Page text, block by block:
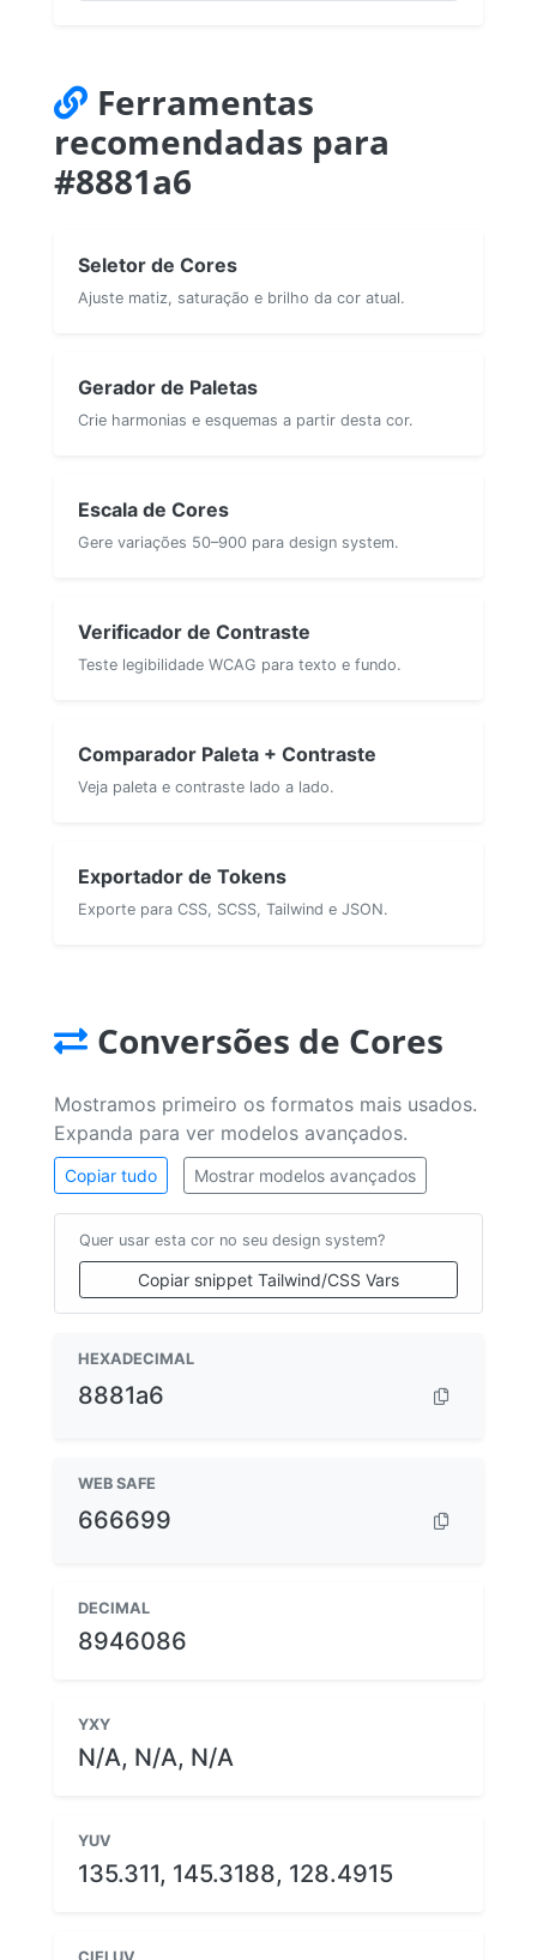
Ferramentas
recomendadas para
#8881a6
Seletor de Cores
Ajuste matiz, saturação e brilho da cor atual.
Gerador de Paletas
Crie harmonias e esquemas a partir desta cor.
Escala de Cores
Gere variações 50–900 para design system.
Verificador de Contraste
Teste legibilidade WCAG para texto e fundo.
Comparador Paleta + Contraste
Veja paleta e contraste lado a lado.
Exportador de Tokens
Exporte para CSS, SCSS, Tailwind e JSON.
Conversões de Cores
Mostramos primeiro os formatos mais usados.
Expanda para ver modelos avançados.
Copiar tudo Mostrar modelos avançados
Quer usar esta cor no seu design system?
Copiar snippet Tailwind/CSS Vars
HEXADECIMAL
8881a6
WEB SAFE
666699
DECIMAL
8946086
YXY
N/A, N/A, N/A
YUV
135.311, 145.3188, 128.4915
CIELUV